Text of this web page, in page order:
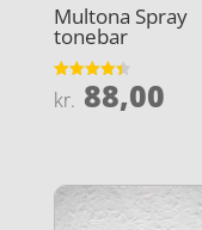
Multona Spray
tonebar
Vurderet
4.4
kr. 88,00